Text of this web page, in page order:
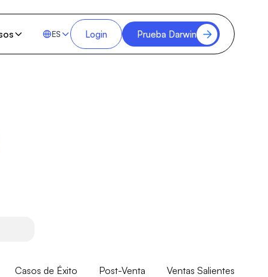
ES Login Prueba Darwin
Casos de Éxito Post-Venta Ventas Salientes